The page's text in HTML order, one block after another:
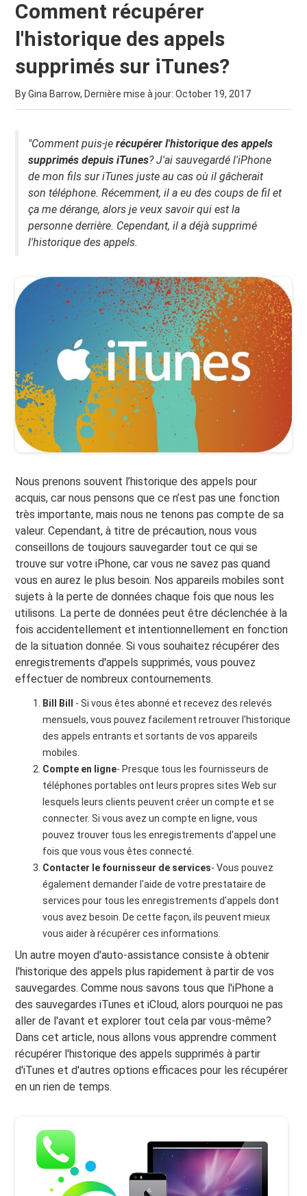
Comment récupérer
l'historique des appels
supprimés sur iTunes?
By Gina Barrow, Dernière mise à jour:October 19, 2017
"Comment puis-jerécupérer l'historique des appels
supprimés depuis iTunes? J'ai sauvegardé l'iPhone
de mon fils sur iTunes juste au cas où il gâcherait
son téléphone. Récemment, il a eu des coups de fil et
ça me dérange, alors je veux savoir qui est la
personne derrière. Cependant, il a déjà supprimé
l'historique des appels.
Nous prenons souvent l’historique des appels pour
acquis, car nous pensons que ce n’est pas une fonction
très importante, mais nous ne tenons pas compte de sa
valeur. Cependant, à titre de précaution, nous vous
conseillons de toujours sauvegarder tout ce qui se
trouve sur votre iPhone, car vous ne savez pas quand
vous en aurez le plus besoin. Nos appareils mobiles sont
sujets à la perte de données chaque fois que nous les
utilisons. La perte de données peut être déclenchée à la
fois accidentellement et intentionnellement en fonction
de la situation donnée. Si vous souhaitez récupérer des
enregistrements d'appels supprimés, vous pouvez
effectuer de nombreux contournements.
Bill Bill
- Si vous êtes abonné et recevez des relevés
mensuels, vous pouvez facilement retrouver l'historique
des appels entrants et sortants de vos appareils
mobiles.
Compte en ligne- Presque tous les fournisseurs de
téléphones portables ont leurs propres sites Web sur
lesquels leurs clients peuvent créer un compte et se
connecter. Si vous avez un compte en ligne, vous
pouvez trouver tous les enregistrements d'appel une
fois que vous vous êtes connecté.
Contacter le fournisseur de services- Vous pouvez
également demander l'aide de votre prestataire de
services pour tous les enregistrements d'appels dont
vous avez besoin. De cette façon, ils peuvent mieux
vous aider à récupérer ces informations.
Un autre moyen d'auto-assistance consiste à obtenir
l'historique des appels plus rapidement à partir de vos
sauvegardes. Comme nous savons tous que l'iPhone a
des sauvegardes iTunes et iCloud, alors pourquoi ne pas
aller de l'avant et explorer tout cela par vous-même?
Dans cet article, nous allons vous apprendre comment
récupérer l'historique des appels supprimés à partir
d'iTunes et d'autres options efficaces pour les récupérer
en un rien de temps.